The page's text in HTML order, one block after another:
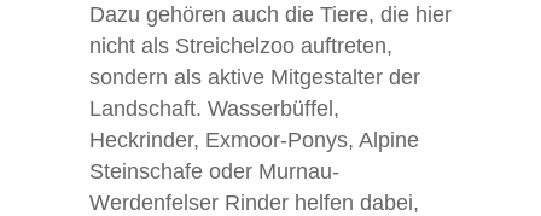
Dazu gehören auch die Tiere, die hier
nicht als Streichelzoo auftreten,
sondern als aktive Mitgestalter der
Landschaft. Wasserbüffel,
Heckrinder, Exmoor-Ponys, Alpine
Steinschafe oder Murnau-
Werdenfelser Rinder helfen dabei,